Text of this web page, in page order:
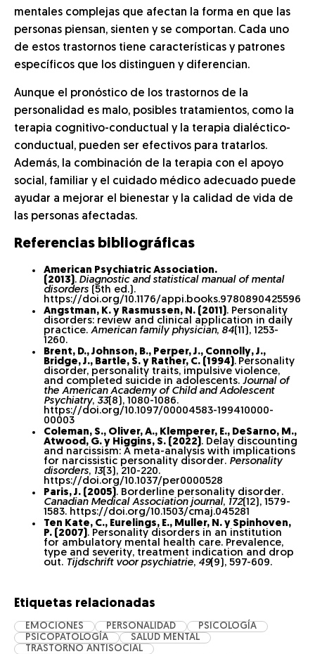
mentales complejas que afectan la forma en que las
personas piensan, sienten y se comportan. Cada uno
de estos trastornos tiene características y patrones
específicos que los distinguen y diferencian.
Aunque el pronóstico de los trastornos de la
personalidad es malo, posibles tratamientos, como la
terapia cognitivo-conductual y la terapia dialéctico-
conductual, pueden ser efectivos para tratarlos.
Además, la combinación de la terapia con el apoyo
social, familiar y el cuidado médico adecuado puede
ayudar a mejorar el bienestar y la calidad de vida de
las personas afectadas.
Referencias bibliográficas
American Psychiatric Association.
(2013). Diagnostic and statistical manual of mental
disorders (5th ed.).
https://doi.org/10.1176/appi.books.9780890425596
Angstman, K. y Rasmussen, N. (2011). Personality
disorders: review and clinical application in daily
practice. American family physician, 84(11), 1253-
1260.
Brent, D., Johnson, B., Perper, J., Connolly, J.,
Bridge, J., Bartle, S. y Rather, C. (1994). Personality
disorder, personality traits, impulsive violence,
and completed suicide in adolescents. Journal of
the American Academy of Child and Adolescent
Psychiatry, 33(8), 1080-1086.
https://doi.org/10.1097/00004583-199410000-
00003
Coleman, S., Oliver, A., Klemperer, E., DeSarno, M.,
Atwood, G. y Higgins, S. (2022). Delay discounting
and narcissism: A meta-analysis with implications
for narcissistic personality disorder. Personality
disorders, 13(3), 210-220.
https://doi.org/10.1037/per0000528
Paris, J. (2005). Borderline personality disorder.
Canadian Medical Association journal, 172(12), 1579-
1583. https://doi.org/10.1503/cmaj.045281
Ten Kate, C., Eurelings, E., Muller, N. y Spinhoven,
P. (2007). Personality disorders in an institution
for ambulatory mental health care. Prevalence,
type and severity, treatment indication and drop
out. Tijdschrift voor psychiatrie, 49(9), 597-609.
Etiquetas relacionadas
EMOCIONES PERSONALIDAD
PSICOLOGÍA
PSICOPATOLOGÍA
SALUD MENTAL
TRASTORNO ANTISOCIAL